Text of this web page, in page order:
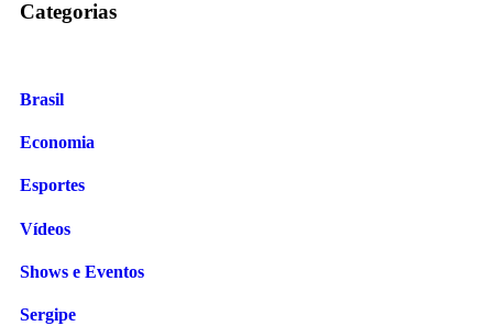
Categorias
Brasil
Economia
Esportes
Vídeos
Shows e Eventos
Sergipe